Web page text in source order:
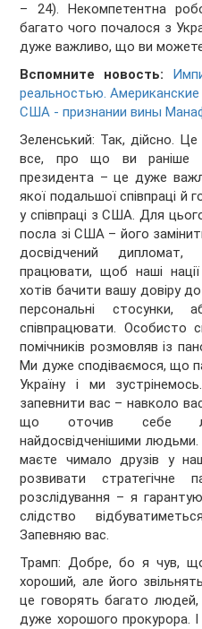
– 24). Некомпетентна
багато чого почалося з
дуже важливо, що ви
Вспомните новость:
реальностью.
США - признании вины
Зеленський: Так, дійсно.
все, про що ви раніше
президента – це дуже
якої подальшої співпраці й
у співпраці з США. Для
посла зі США – його
досвідчений
працювати, щоб наші
хотів бачити вашу довіру
персональні
співпрацювати. Особисто
помічників розмовляв із
Ми дуже сподіваємося, що
Україну і ми
запевнити вас – навколо
що оточив себе
найдосвідченішими
маєте чимало друзів у
розвивати стратегічне
розслідування – я
слідство
Запевняю вас.
Трамп: Добре, бо я чув,
хороший, але його
це говорять багато
дуже хорошого прокурора.